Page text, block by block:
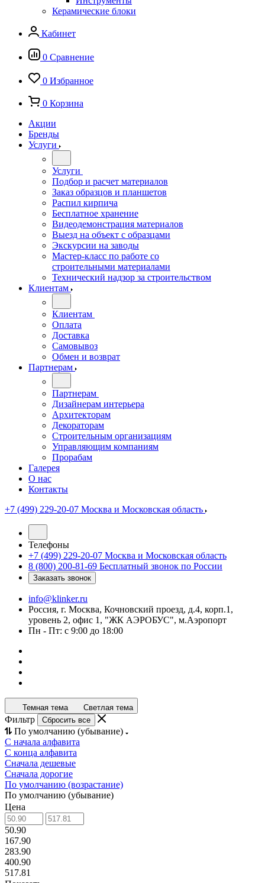
Керамические блоки
Кабинет
0 Сравнение
0 Избранное
0 Корзина
Акции
Бренды
Услуги
Услуги
Подбор и расчет материалов
Заказ образцов и планшетов
Распил кирпича
Бесплатное хранение
Видеодемонстрация материалов
Выезд на объект с образцами
Экскурсии на заводы
Мастер-класс по работе со
строительными материалами
Технический надзор за строительством
Клиентам
Клиентам
Оплата
Доставка
Самовывоз
Обмен и возврат
Партнерам
Партнерам
Дизайнерам интерьера
Архитекторам
Декораторам
Строительным организациям
Управляющим компаниям
Прорабам
Галерея
О нас
Контакты
+7 (499) 229-20-07 Москва и Московская область
Телефоны
+7 (499) 229-20-07 Москва и Московская область
8 (800) 200-81-69 Бесплатный звонок по России
Заказать звонок
info@klinker.ru
Россия, г. Москва, Кочновский проезд, д.4, корп.1,
уровень 2, офис 1, "ЖК АЭРОБУС", м.Аэропорт
Пн - Пт: с 9:00 до 18:00
Темная тема Светлая тема
Фильтр Сбросить все
По умолчанию (убывание)
С начала алфавита
С конца алфавита
Сначала дешевые
Сначала дорогие
По умолчанию (возрастание)
По умолчанию (убывание)
Цена
50.90
167.90
283.90
400.90
517.81